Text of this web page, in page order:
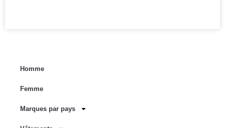
Homme
Femme
Marques par pays